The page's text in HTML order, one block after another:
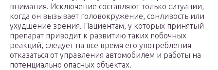
внимания. Исключение составляют только ситуации,
когда он вызывает головокружение, сонливость или
ухудшение зрения. Пациентам, у которых принятый
препарат приводит к развитию таких побочных
реакций, следует на все время его употребления
отказаться от управления автомобилем и работы на
потенциально опасных объектах.